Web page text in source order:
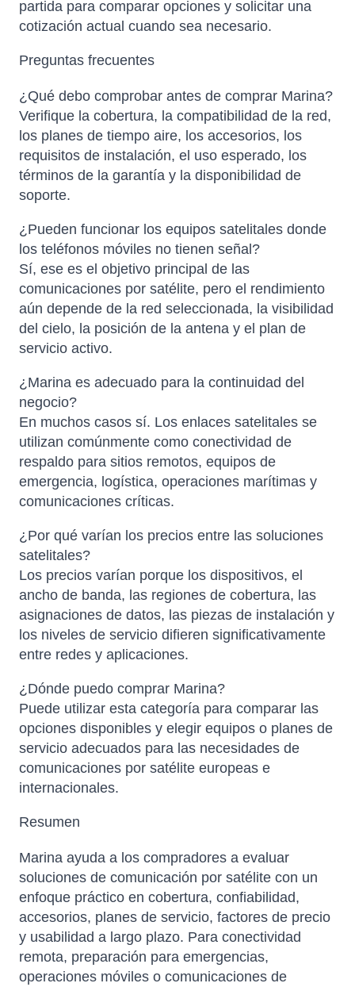
partida para comparar opciones y solicitar una
cotización actual cuando sea necesario.
Preguntas frecuentes
¿Qué debo comprobar antes de comprar Marina?
Verifique la cobertura, la compatibilidad de la red,
los planes de tiempo aire, los accesorios, los
requisitos de instalación, el uso esperado, los
términos de la garantía y la disponibilidad de
soporte.
¿Pueden funcionar los equipos satelitales donde
los teléfonos móviles no tienen señal?
Sí, ese es el objetivo principal de las
comunicaciones por satélite, pero el rendimiento
aún depende de la red seleccionada, la visibilidad
del cielo, la posición de la antena y el plan de
servicio activo.
¿Marina es adecuado para la continuidad del
negocio?
En muchos casos sí. Los enlaces satelitales se
utilizan comúnmente como conectividad de
respaldo para sitios remotos, equipos de
emergencia, logística, operaciones marítimas y
comunicaciones críticas.
¿Por qué varían los precios entre las soluciones
satelitales?
Los precios varían porque los dispositivos, el
ancho de banda, las regiones de cobertura, las
asignaciones de datos, las piezas de instalación y
los niveles de servicio difieren significativamente
entre redes y aplicaciones.
¿Dónde puedo comprar Marina?
Puede utilizar esta categoría para comparar las
opciones disponibles y elegir equipos o planes de
servicio adecuados para las necesidades de
comunicaciones por satélite europeas e
internacionales.
Resumen
Marina ayuda a los compradores a evaluar
soluciones de comunicación por satélite con un
enfoque práctico en cobertura, confiabilidad,
accesorios, planes de servicio, factores de precio
y usabilidad a largo plazo. Para conectividad
remota, preparación para emergencias,
operaciones móviles o comunicaciones de